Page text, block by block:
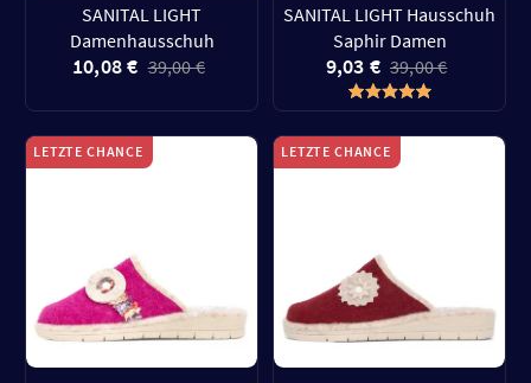
SANITAL LIGHT
Damenhausschuh
10,08 € 39,00 €
SANITAL LIGHT Hausschuh
Saphir Damen
9,03 € 39,00 €
LETZTE CHANCE LETZTE CHANCE